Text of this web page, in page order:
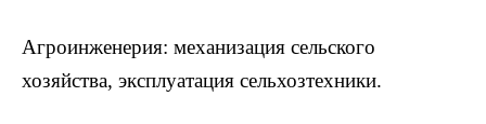
Агроинженерия: механизация сельского
хозяйства, эксплуатация сельхозтехники.